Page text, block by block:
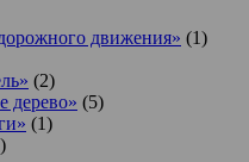
движения» (1)
(2)
дерево» (5)
(1)